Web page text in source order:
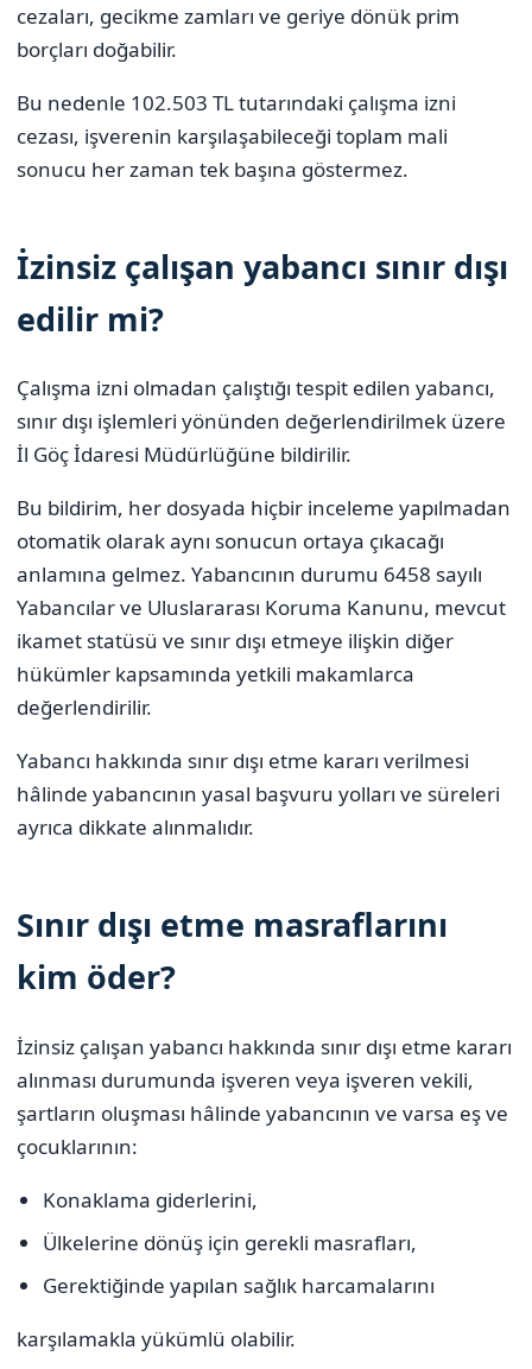
cezaları, gecikme zamları ve geriye dönük prim
borçları doğabilir.
Bu nedenle 102.503 TL tutarındaki çalışma izni
cezası, işverenin karşılaşabileceği toplam mali
sonucu her zaman tek başına göstermez.
İzinsiz çalışan yabancı sınır dışı
edilir mi?
Çalışma izni olmadan çalıştığı tespit edilen yabancı,
sınır dışı işlemleri yönünden değerlendirilmek üzere
İl Göç İdaresi Müdürlüğüne bildirilir.
Bu bildirim, her dosyada hiçbir inceleme yapılmadan
otomatik olarak aynı sonucun ortaya çıkacağı
anlamına gelmez. Yabancının durumu 6458 sayılı
Yabancılar ve Uluslararası Koruma Kanunu, mevcut
ikamet statüsü ve sınır dışı etmeye ilişkin diğer
hükümler kapsamında yetkili makamlarca
değerlendirilir.
Yabancı hakkında sınır dışı etme kararı verilmesi
hâlinde yabancının yasal başvuru yolları ve süreleri
ayrıca dikkate alınmalıdır.
Sınır dışı etme masraflarını
kim öder?
İzinsiz çalışan yabancı hakkında sınır dışı etme kararı
alınması durumunda işveren veya işveren vekili,
şartların oluşması hâlinde yabancının ve varsa eş ve
çocuklarının:
Konaklama giderlerini,
Ülkelerine dönüş için gerekli masrafları,
Gerektiğinde yapılan sağlık harcamalarını
karşılamakla yükümlü olabilir.